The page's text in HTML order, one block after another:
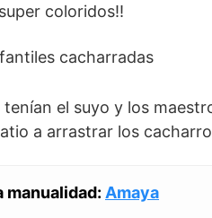
coloridos!!
el suyo y los
a arrastrar los
manualidad: Amaya